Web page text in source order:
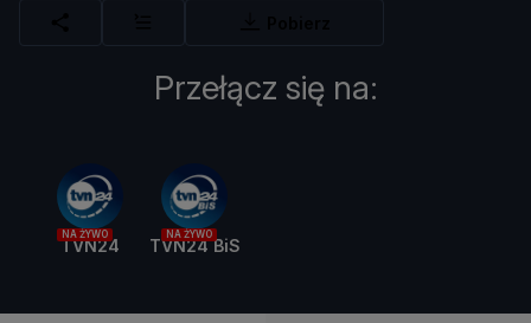
Przełącz się na:
NA ŻYWO
TVN24
NA ŻYWO
TVN24 BiS